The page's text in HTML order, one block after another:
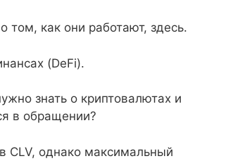
том, как они работают, здесь.
(DeFi).
знать о криптовалютах и
в обращении?
CLV, однако максимальный